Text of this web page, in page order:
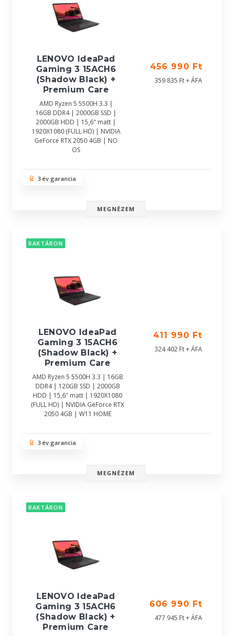
LENOVO IdeaPad
Gaming 3 15ACH6
(Shadow Black) +
Premium Care
AMD Ryzen 5 5500H 3.3 |
16GB DDR4 | 2000GB SSD |
2000GB HDD | 15,6" matt |
1920X1080 (FULL HD) | NVIDIA
GeForce RTX 2050 4GB | NO
OS
456 990 Ft
359 835 Ft + ÁFA
3 év garancia
MEGNÉZEM
RAKTÁRON
LENOVO IdeaPad
Gaming 3 15ACH6
(Shadow Black) +
Premium Care
AMD Ryzen 5 5500H 3.3 | 16GB
DDR4 | 120GB SSD | 2000GB
HDD | 15,6" matt | 1920X1080
(FULL HD) | NVIDIA GeForce RTX
2050 4GB | W11 HOME
411 990 Ft
324 402 Ft + ÁFA
3 év garancia
MEGNÉZEM
RAKTÁRON
LENOVO IdeaPad
Gaming 3 15ACH6
(Shadow Black) +
Premium Care
606 990 Ft
477 945 Ft + ÁFA